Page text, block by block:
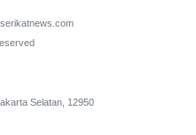
Selatan, 12950